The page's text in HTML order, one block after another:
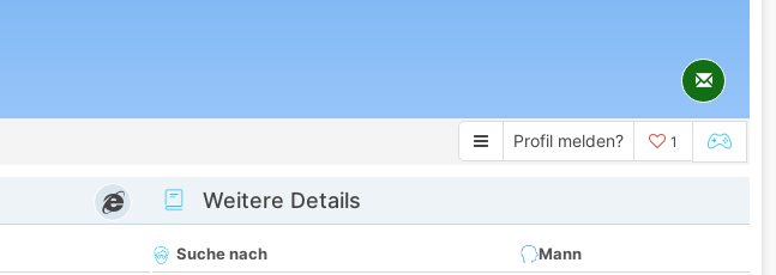
Profil melden? 1
Weitere Details
Suche nach
Mann